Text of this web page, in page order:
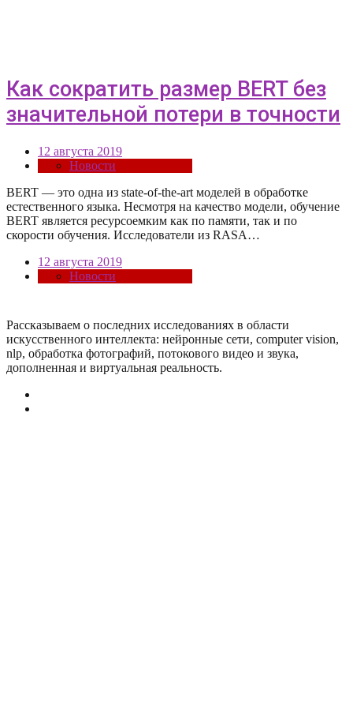
Как сократить размер BERT без
значительной потери в точности
12 августа 2019
Новости
BERT — это одна из state-of-the-art моделей в обработке
естественного языка. Несмотря на качество модели, обучение
BERT является ресурсоемким как по памяти, так и по
скорости обучения. Исследователи из RASA…
12 августа 2019
Новости
Рассказываем о последних исследованиях в области
искусcтвенного интеллекта: нейронные сети, computer vision,
nlp, обработка фотографий, потокового видео и звука,
дополненная и виртуальная реальность.